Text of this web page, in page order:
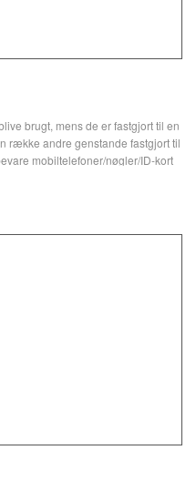
brugt, mens de er fastgjort til en
række andre genstande fastgjort til
mobiltelefoner/nøgler/ID-kort
Du kan også have